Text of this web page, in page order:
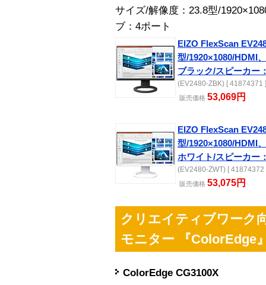
サイズ/解像度：23.8型/
ブ：4ポート
EIZO FlexScan
型/1920×1080/HDMI
ブラック/スピーカー
(EV2480-ZBK) [ 41874371 ]
販売価格 53,069円
EIZO FlexScan
型/1920×1080/HDMI
ホワイト/スピーカー
(EV2480-ZWT) [ 41874372
販売価格 53,075円
クリエイティブワーク
モニター 『ColorEdge
ColorEdge CG3100X